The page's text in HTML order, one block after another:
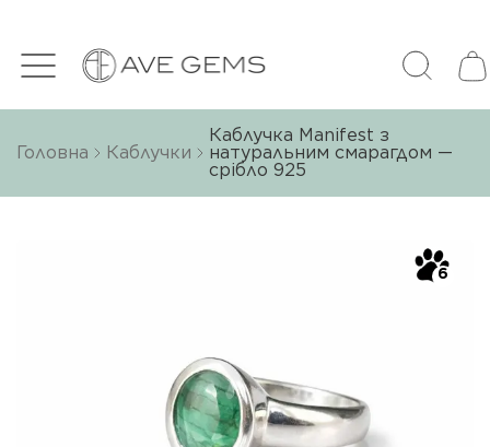
Головна Каблучки
Каблучка Manifest з
натуральним смарагдом —
срібло 925
6